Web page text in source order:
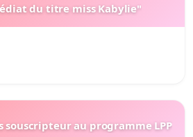
du titre miss Kabylie"
souscripteur au programme LPP